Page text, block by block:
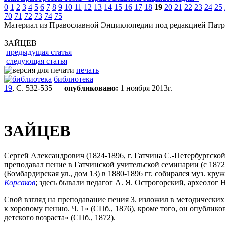
0 1 2 3 4 5 6 7 8 9 10 11 12 13 14 15 16 17 18 19 20 21 22 23 24 25
70 71 72 73 74 75
Материал из Православной Энциклопедии под редакцией
ЗАЙЦЕВ
предыдущая статья
следующая статья
печать
библиотека
19, С. 532-535 опубликовано: 1 ноября 2013г.
ЗАЙЦЕВ
Сергей Александрович (1824-1896, г. Гатчина С.-
преподавал пение в Гатчинской учительской семинарии (с
(Бомбардирская ул., дом 13) в 1880-1896 гг. собирался муз.
Корсаков; здесь бывали педагог А. Я. Острогорский,
Свой взгляд на преподавание пения З. изложил в
к хоровому пению. Ч. 1» (СПб., 1876), кроме того, он
детского возраста» (СПб., 1872).